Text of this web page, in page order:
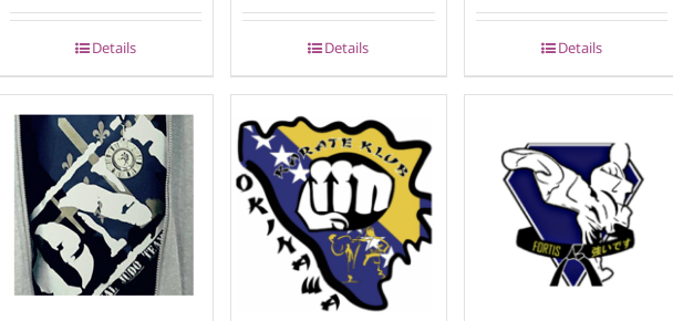
Details Details Details